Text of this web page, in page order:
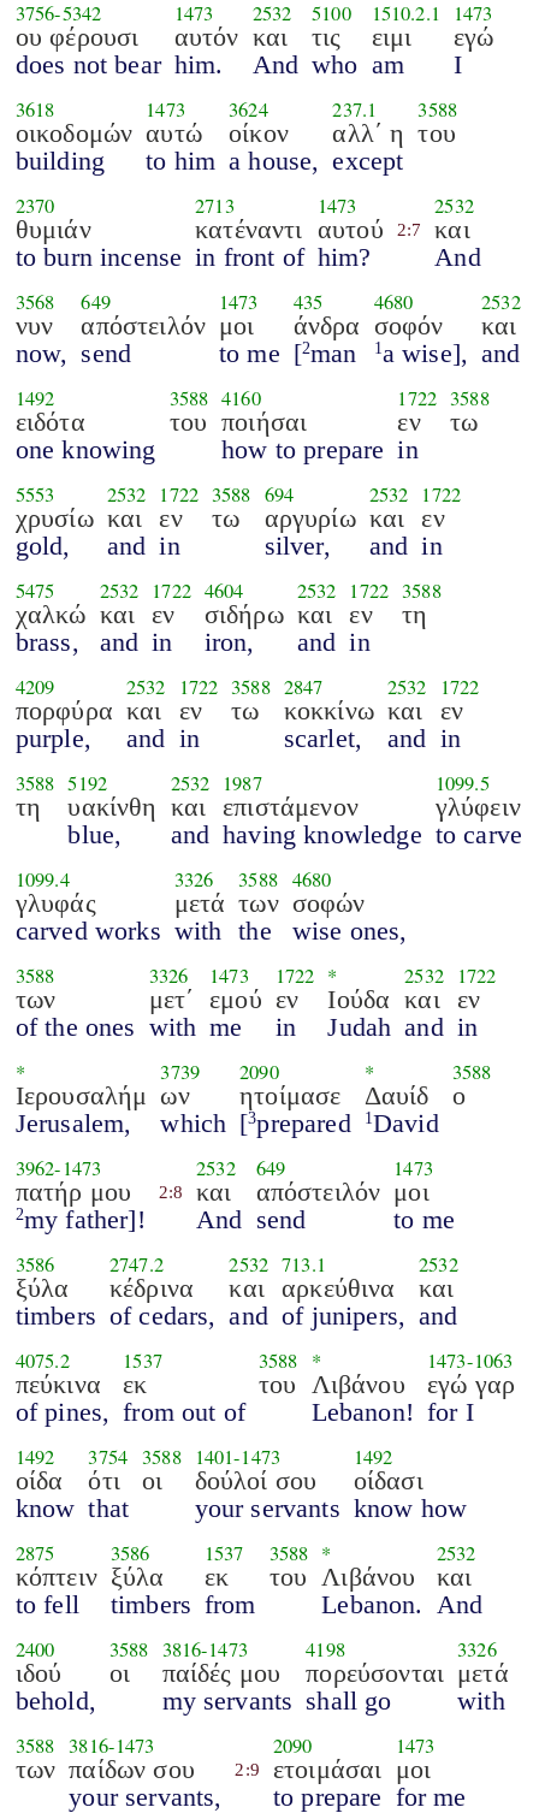
3756-5342
ου φέρουσι
does not bear
1473
αυτόν
him.
2532
και
And
5100
τις
who
1510.2.1
ειμι
am
1473
εγώ
I
3618
οικοδομών
building
1473
αυτώ
to him
3624
οίκον
a house,
237.1
αλλ΄ η
except
3588
του
2370
θυμιάν
to burn incense
2713
κατέναντι
in front of
1473
αυτού
him?
2:7
2532
και
And
3568
νυν
now,
649
απόστειλόν
send
1473
μοι
to me
435
άνδρα
[2man
4680
σοφόν
1 a wise],
2532
και
and
1492
ειδότα
one knowing
3588
του
4160
ποιήσαι
how to prepare
1722
εν
in
3588
τω
5553
χρυσίω
gold,
2532
και
and
1722
εν
in
3588
τω
694
αργυρίω
silver,
2532
και
and
1722
εν
in
5475
χαλκώ
brass,
2532
και
and
1722
εν
in
4604
σιδήρω
iron,
2532
και
and
1722
εν
in
3588
τη
4209
πορφύρα
purple,
2532
και
and
1722
εν
in
3588
τω
2847
κοκκίνω
scarlet,
2532
και
and
1722
εν
in
3588
τη
5192
υακίνθη
blue,
2532
και
and
1987
επιστάμενον
having knowledge
1099.5
γλύφειν
to carve
1099.4
γλυφάς
carved works
3326
μετά
with
3588
των
the
4680
σοφών
wise ones,
3588
των
of the ones
3326
μετ΄
with
1473
εμού
me
1722
εν
in
*
Ιούδα
Judah
2532
και
and
1722
εν
in
*
Ιερουσαλήμ
Jerusalem,
3739
ων
which
2090
ητοίμασε
[3prepared
*
Δαυίδ
1 David
3588
ο
3962-1473
πατήρ μου
2my father]!
2:8
2532
και
And
649
απόστειλόν
send
1473
μοι
to me
3586
ξύλα
timbers
2747.2
κέδρινα
of cedars,
2532
και
and
713.1
αρκεύθινα
of junipers,
2532
και
and
4075.2
πεύκινα
of pines,
1537
εκ
from out of
3588
του
*
Λιβάνου
Lebanon!
1473-1063
εγώ γαρ
for I
1492
οίδα
know
3754
ότι
that
3588
οι
1401-1473
δούλοί σου
your servants
1492
οίδασι
know how
2875
κόπτειν
to fell
3586
ξύλα
timbers
1537
εκ
from
3588
του
*
Λιβάνου
Lebanon.
2532
και
And
2400
ιδού
behold,
3588
οι
3816-1473
παίδές μου
my servants
4198
πορεύσονται
shall go
3326
μετά
with
3588
των
3816-1473
παίδων σου
your servants,
2:9
2090
ετοιμάσαι
to prepare
1473
μοι
for me